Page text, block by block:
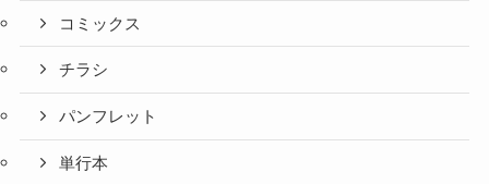
コミックス
チラシ
パンフレット
単行本